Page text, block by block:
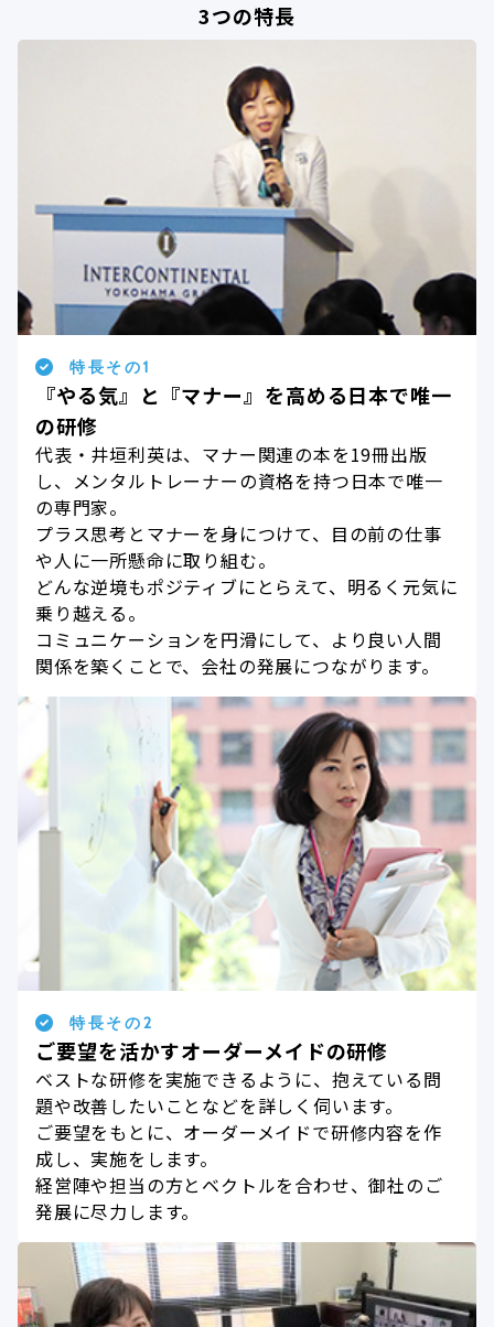
3つの特長
特長その1
『やる気』と『マナー』を高める日本で唯一
の研修
代表・井垣利英は、マナー関連の本を19冊出版
し、メンタルトレーナーの資格を持つ日本で唯一
の専門家。
プラス思考とマナーを身につけて、目の前の仕事
や人に一所懸命に取り組む。
どんな逆境もポジティブにとらえて、明るく元気に
乗り越える。
コミュニケーションを円滑にして、より良い人間
関係を築くことで、会社の発展につながります。
特長その2
ご要望を活かすオーダーメイドの研修
ベストな研修を実施できるように、抱えている問
題や改善したいことなどを詳しく伺います。
ご要望をもとに、オーダーメイドで研修内容を作
成し、実施をします。
経営陣や担当の方とベクトルを合わせ、御社のご
発展に尽力します。